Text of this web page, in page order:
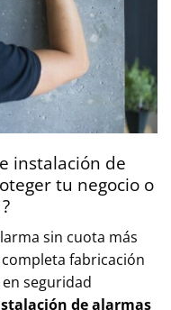
instalación de
tu negocio o
sin cuota más
fabricación
seguridad
de alarmas